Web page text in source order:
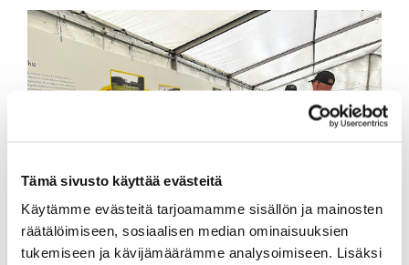
Tämä sivusto käyttää evästeitä
Käytämme evästeitä tarjoamamme sisällön ja mainosten
räätälöimiseen, sosiaalisen median ominaisuuksien
tukemiseen ja kävijämäärämme analysoimiseen. Lisäksi